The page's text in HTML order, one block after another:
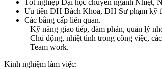
Ưu tiên ĐH Bách Khoa, ĐH Sư phạm kỹ
Các bằng cấp liên quan.
– Kỹ năng giao tiếp, đàm phán, quản lý
– Chủ động, nhiệt tình trong công việc,
– Team work.
Kinh nghiệm làm việc: